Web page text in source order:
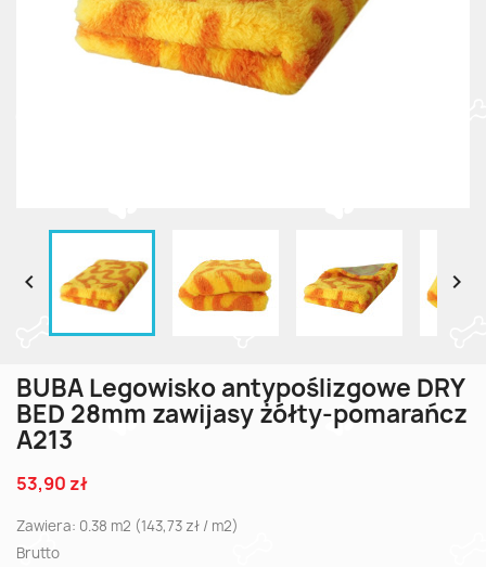
 
BUBA Legowisko antypoślizgowe DRY
BED 28mm zawijasy żółty-pomarańcz
A213
53,90 zł
Zawiera: 0.38 m2 (143,73 zł / m2)
Brutto